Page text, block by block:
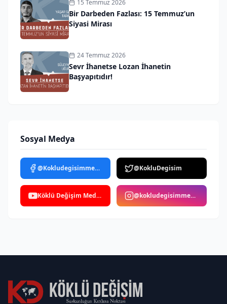
15 Temmuz 2026
Bir Darbeden Fazlası: 15 Temmuz’un
Siyasi Mirası
24 Temmuz 2026
Sevr İhanetse Lozan İhanetin
Başyapıtıdır!
Sosyal Medya
@Kokludegisimmedya @KokluDegisim
Köklü Değişim Medya @kokludegisimmedya